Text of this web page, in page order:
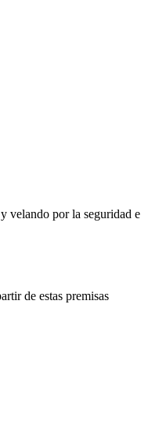
velando por la seguridad e
de estas premisas